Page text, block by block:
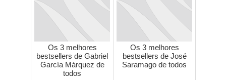
Os 3 melhores
bestsellers de Gabriel
García Márquez de
todos
Os 3 melhores
bestsellers de José
Saramago de todos